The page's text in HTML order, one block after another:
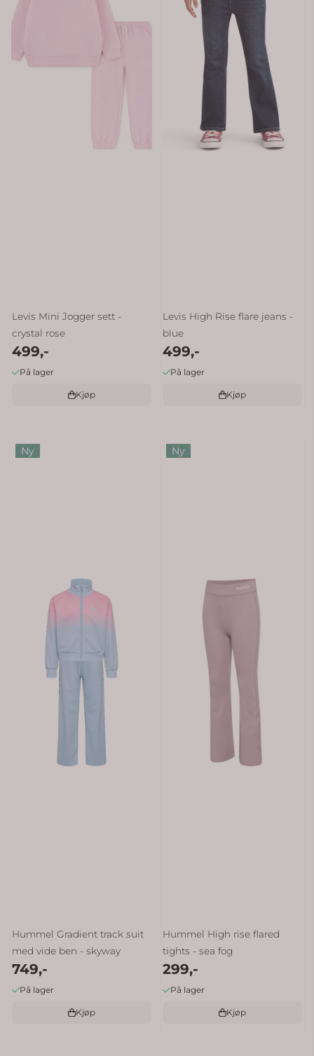
Levis Mini Jogger sett -
crystal rose
499,-
På lager
Kjøp
Levis High Rise flare jeans -
blue
499,-
På lager
Kjøp
Ny
Hummel Gradient track suit
med vide ben - skyway
749,-
På lager
Kjøp
Ny
Hummel High rise flared
tights - sea fog
299,-
På lager
Kjøp